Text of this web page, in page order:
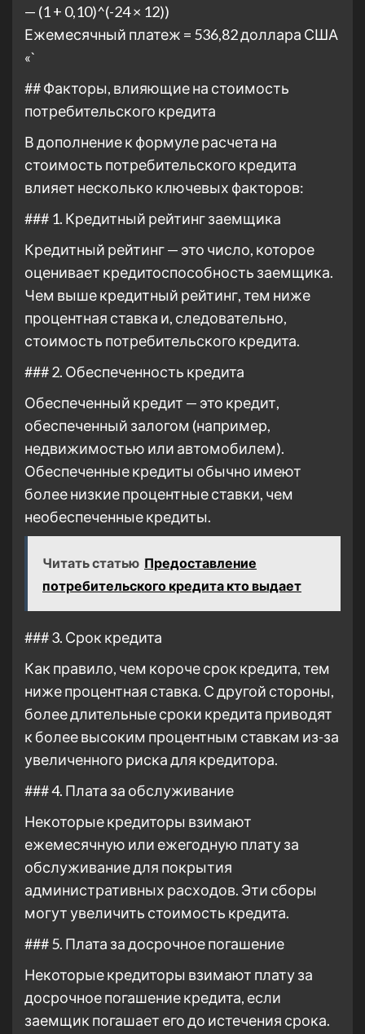
— (1 + 0,10)^(-24 × 12))
Ежемесячный платеж = 536,82 доллара США
«`
## Факторы, влияющие на стоимость
потребительского кредита
В дополнение к формуле расчета на
стоимость потребительского кредита
влияет несколько ключевых факторов:
### 1. Кредитный рейтинг заемщика
Кредитный рейтинг — это число, которое
оценивает кредитоспособность заемщика.
Чем выше кредитный рейтинг, тем ниже
процентная ставка и, следовательно,
стоимость потребительского кредита.
### 2. Обеспеченность кредита
Обеспеченный кредит — это кредит,
обеспеченный залогом (например,
недвижимостью или автомобилем).
Обеспеченные кредиты обычно имеют
более низкие процентные ставки, чем
необеспеченные кредиты.
Читать статью Предоставление
потребительского кредита кто выдает
### 3. Срок кредита
Как правило, чем короче срок кредита, тем
ниже процентная ставка. С другой стороны,
более длительные сроки кредита приводят
к более высоким процентным ставкам из-за
увеличенного риска для кредитора.
### 4. Плата за обслуживание
Некоторые кредиторы взимают
ежемесячную или ежегодную плату за
обслуживание для покрытия
административных расходов. Эти сборы
могут увеличить стоимость кредита.
### 5. Плата за досрочное погашение
Некоторые кредиторы взимают плату за
досрочное погашение кредита, если
заемщик погашает его до истечения срока.